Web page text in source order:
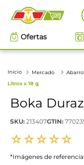
Ofertas
Mercado
Litros x 18 g
Boka
SKU: 213407GTIN:
☆☆☆☆☆
*Imágenes de referencia